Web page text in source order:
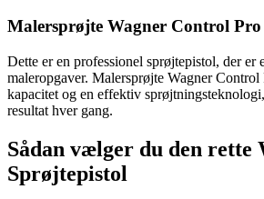
Malersprøjte Wagner Control
Dette er en professionel sprøjtepistol, der er
maleropgaver. Malersprøjte Wagner
kapacitet og en effektiv
resultat hver gang.
Sådan vælger du den rette
Sprøjtepistol